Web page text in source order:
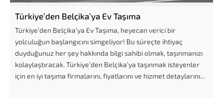
Türkiye’den Belçika’ya Ev Taşıma
Türkiye’den Belçika’ya Ev Taşıma, heyecan verici bir
yolculuğun başlangıcını simgeliyor! Bu süreçte ihtiyaç
duyduğunuz her şey hakkında bilgi sahibi olmak, taşınmanızı
kolaylaştıracak. Türkiye’den Belçika’ya taşınmak isteyenler
için en iyi taşıma firmalarını, fiyatlarını ve hizmet detaylarını...